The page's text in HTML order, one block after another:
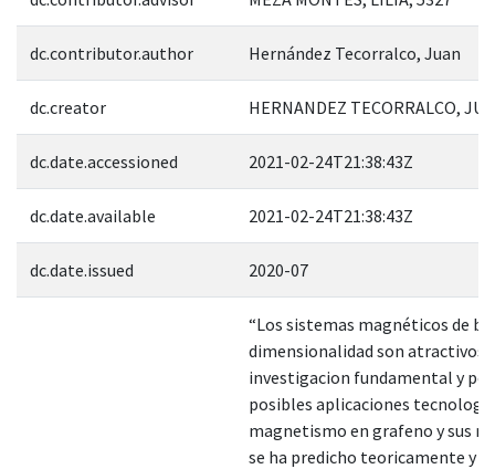
dc.contributor.author Hernández Tecorralco, Juan
dc.creator HERNANDEZ TECORRALCO,
dc.date.accessioned 2021-02-24T21:38:43Z
dc.date.available 2021-02-24T21:38:43Z
dc.date.issued 2020-07
“Los sistemas magnéticos de
dimensionalidad son atractivos
investigacion fundamental y por
posibles aplicaciones
magnetismo en grafeno y sus
se ha predicho teoricamente y